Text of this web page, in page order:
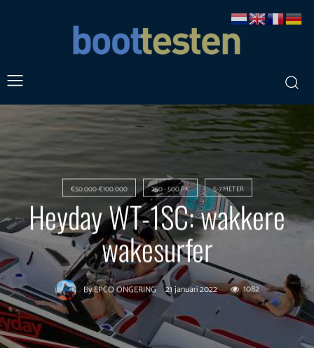
€50.000-€100.000 250 - 500 PK 5-7 METER
Heyday WT-1SC: wakkere
wakesurfer
ByEPCO ONGERING 21 januari 2022 1082